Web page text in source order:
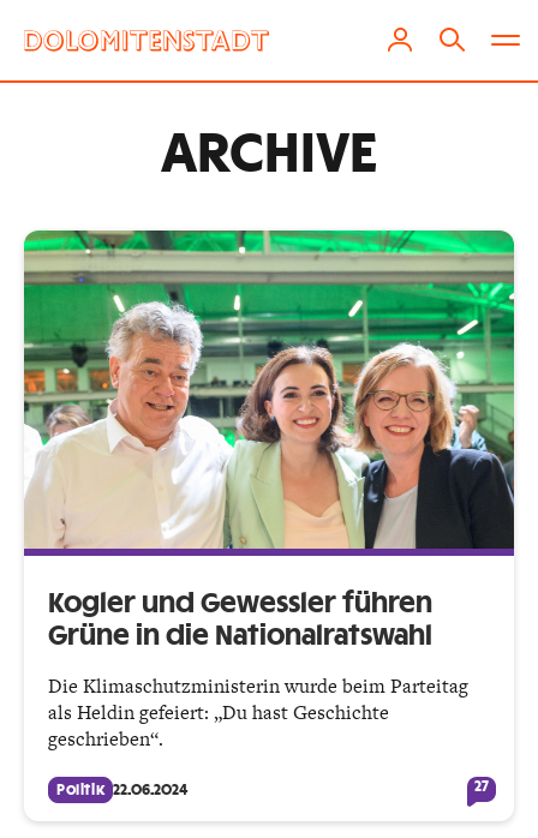
ARCHIVE
Kogler und Gewessler führen
Grüne in die Nationalratswahl
Die Klimaschutzministerin wurde beim Parteitag
als Heldin gefeiert: „Du hast Geschichte
geschrieben“.
Politik 22.06.2024 27